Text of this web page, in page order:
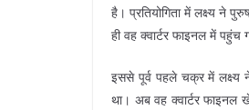
है। प्रतियोगिता में लक्ष्य ने
ही वह क्वार्टर फाइनल में पहुंच
इससे पूर्व पहले चक्र में लक्ष्य
था। अब वह क्वार्टर फाइनल